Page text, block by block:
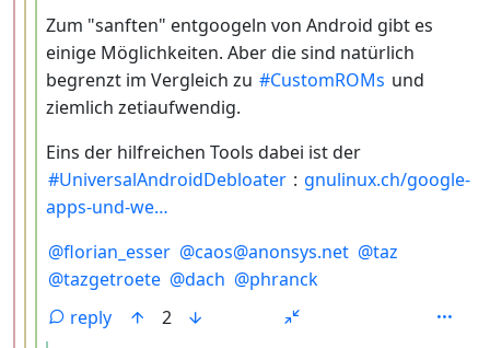
Zum "sanften" entgoogeln von Android gibt es
einige Möglichkeiten. Aber die sind natürlich
begrenzt im Vergleich zu #CustomROMs und
ziemlich zetiaufwendig.
Eins der hilfreichen Tools dabei ist der
#UniversalAndroidDebloater : gnulinux.ch/google-
apps-und-we
@florian_esser @caos@anonsys.net @taz
@tazgetroete @dach @phranck
reply
2